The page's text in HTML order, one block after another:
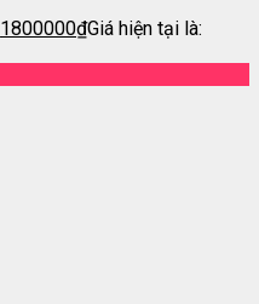
1800000₫Giá hiện tại là: